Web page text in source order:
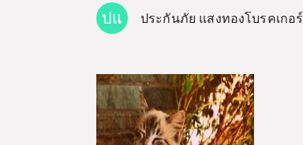
ปแ ประกันภัย แสงทองโบรคเกอร์